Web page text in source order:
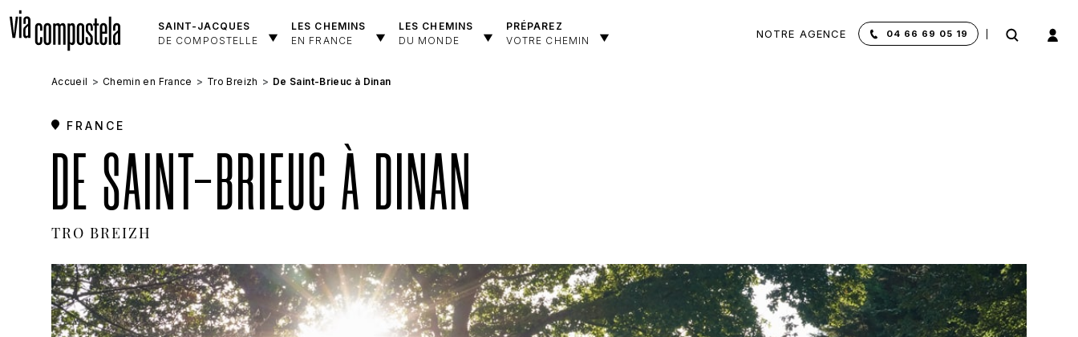
Aller au contenu principal
SAINT-JACQUES
DE COMPOSTELLE
LES CHEMINS
EN FRANCE
LES CHEMINS
DU MONDE
PRÉPAREZ
VOTRE CHEMIN
NOTRE AGENCE 04 66 69 05 19
Accueil Chemin en France Tro Breizh De Saint-Brieuc à Dinan
FRANCE
DE SAINT-BRIEUC À DINAN
TRO BREIZH